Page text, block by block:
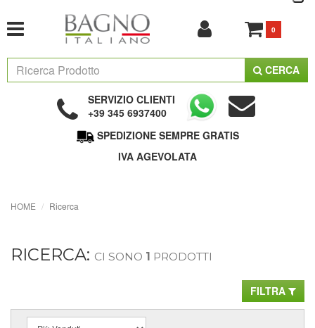
0
CERCA
SERVIZIO CLIENTI
+39 345 6937400
SPEDIZIONE SEMPRE GRATIS
IVA AGEVOLATA
HOME Ricerca
RICERCA: CI SONO 1 PRODOTTI
FILTRA